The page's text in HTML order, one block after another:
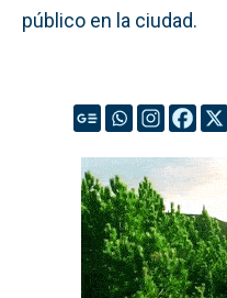
público en la ciudad.